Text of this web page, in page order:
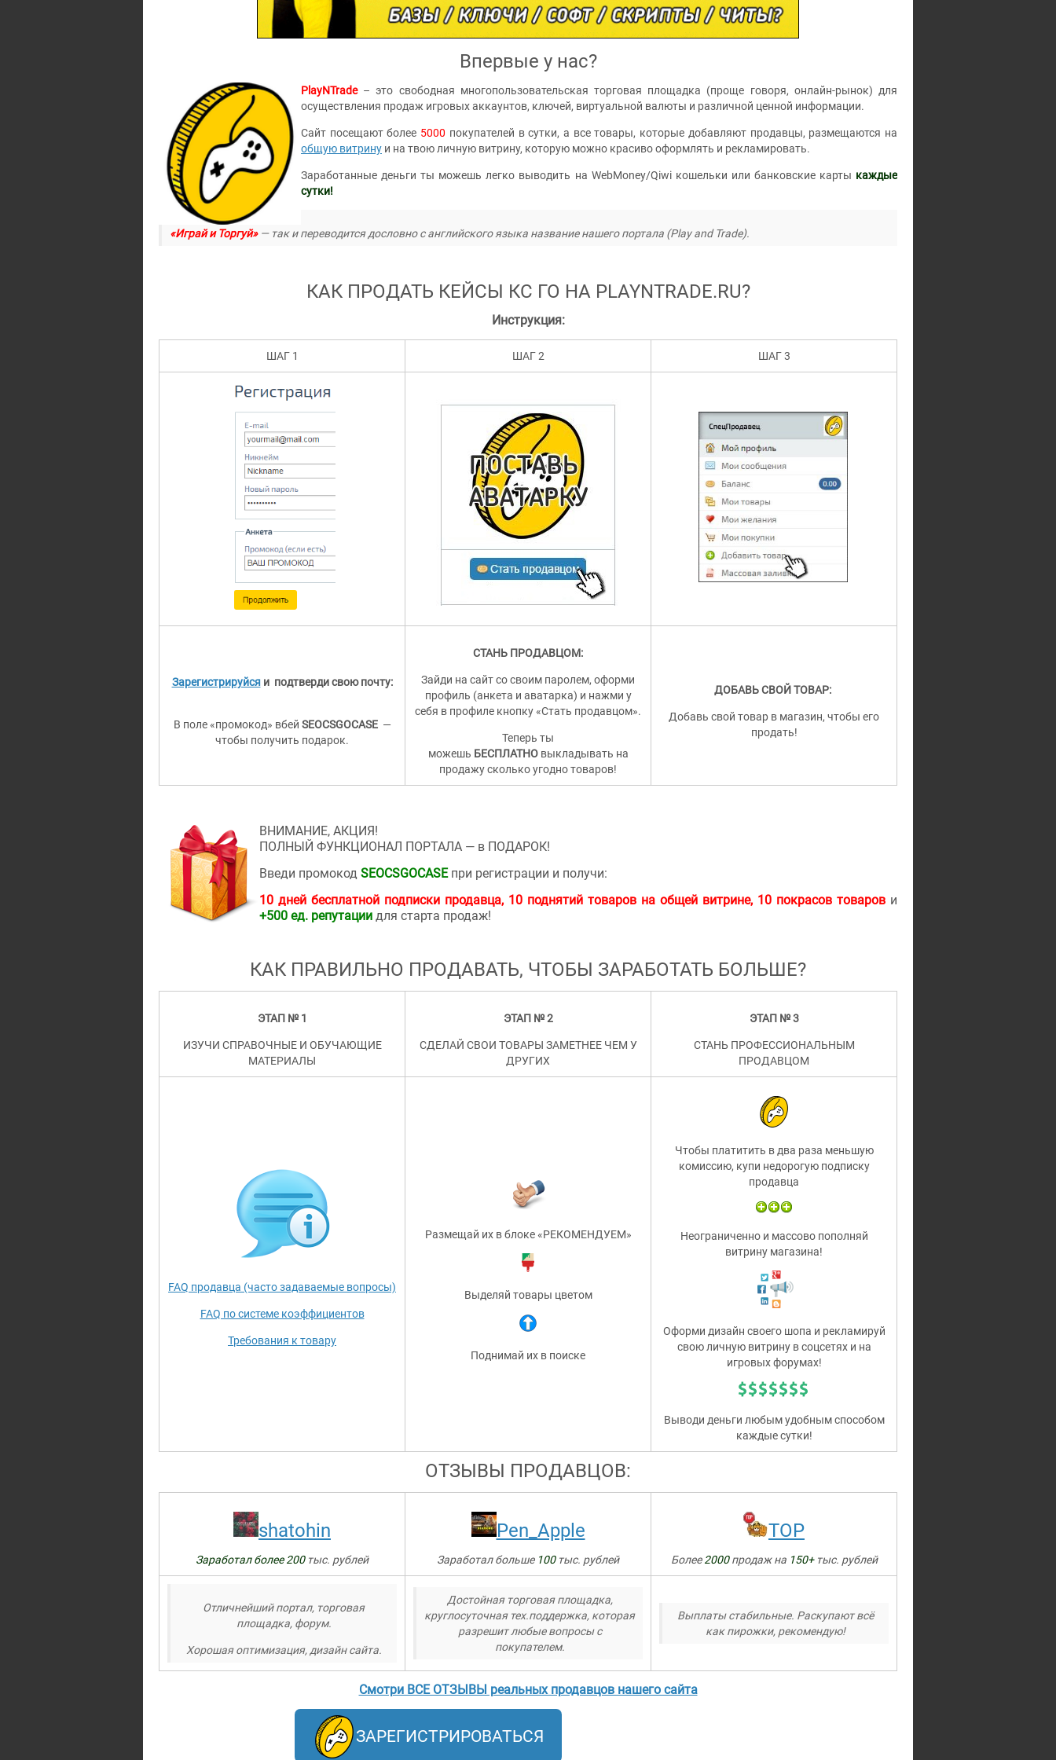
Впервые у нас?
PlayNTrade – это свободная многопользовательская торговая площадка (проще говоря, онлайн-рынок) для
осуществления продаж игровых аккаунтов, ключей, виртуальной валюты и различной ценной информации.
Сайт посещают более 5000 покупателей в сутки, а все товары, которые добавляют продавцы, размещаются на
общую витрину и на твою личную витрину, которую можно красиво оформлять и рекламировать.
Заработанные деньги ты можешь легко выводить на WebMoney/Qiwi кошельки или банковские карты каждые
сутки!
«Играй и Торгуй»— так и переводится дословно с английского языка название нашего портала (Play and Trade).
КАК ПРОДАТЬ КЕЙСЫ КС ГО НА PLAYNTRADE.RU?
Инструкция:
ШАГ 1 ШАГ 2 ШАГ 3
Зарегистрируйсяи подтверди свою почту:
В поле «промокод» вбей SEOCSGOCASE —
чтобы получить подарок.
СТАНЬ ПРОДАВЦОМ:
Зайди на сайт со своим паролем, оформи
профиль (анкета и аватарка) и нажми у
себя в профиле кнопку «Стать продавцом».
Теперь ты
можешь БЕСПЛАТНОвыкладывать на
продажу сколько угодно товаров!
ДОБАВЬ СВОЙ ТОВАР:
Добавь свой товар в магазин, чтобы его
продать!
ВНИМАНИЕ, АКЦИЯ!
ПОЛНЫЙ ФУНКЦИОНАЛ ПОРТАЛА — в ПОДАРОК!
Введи промокод SEOCSGOCASEпри регистрации и получи:
10 дней бесплатной подписки продавца, 10 поднятий товаров на общей витрине, 10 покрасов товаров и
+500 ед. репутации для старта продаж!
КАК ПРАВИЛЬНО ПРОДАВАТЬ, ЧТОБЫ ЗАРАБОТАТЬ БОЛЬШЕ?
ЭТАП № 1
ИЗУЧИ СПРАВОЧНЫЕ И ОБУЧАЮЩИЕ
МАТЕРИАЛЫ
ЭТАП № 2
СДЕЛАЙ СВОИ ТОВАРЫ ЗАМЕТНЕЕ ЧЕМ У
ДРУГИХ
ЭТАП № 3
СТАНЬ ПРОФЕССИОНАЛЬНЫМ
ПРОДАВЦОМ
FAQ продавца (часто задаваемые вопросы)
FAQ по системе коэффициентов
Требования к товару
Размещай их в блоке «РЕКОМЕНДУЕМ»
Выделяй товары цветом
Поднимай их в поиске
Чтобы платитить в два раза меньшую
комиссию, купи недорогую подписку
продавца
Неограниченно и массово пополняй
витрину магазина!
Оформи дизайн своего шопа и рекламируй
свою личную витрину в соцсетях и на
игровых форумах!
Выводи деньги любым удобным способом
каждые сутки!
ОТЗЫВЫ ПРОДАВЦОВ:
shatohin
Заработал более 200тыс. рублей
Pen_Apple
Заработал больше 100тыс. рублей
TOP
Более2000продаж на 150+тыс. рублей
Отличнейший портал, торговая
площадка, форум.
Хорошая оптимизация, дизайн сайта.
Достойная торговая площадка,
круглосуточная тех.поддержка, которая
разрешит любые вопросы с
покупателем.
Выплаты стабильные. Раскупают всё
как пирожки, рекомендую!
Смотри ВСЕ ОТЗЫВЫ реальных продавцов нашего сайта
ЗАРЕГИСТРИРОВАТЬСЯ